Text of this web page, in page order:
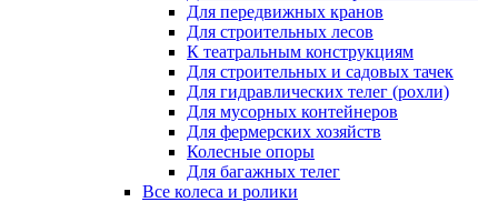
Для передвижных кранов
Для строительных лесов
К театральным конструкциям
Для строительных и садовых тачек
Для гидравлических телег (рохли)
Для мусорных контейнеров
Для фермерских хозяйств
Колесные опоры
Для багажных телег
Все колеса и ролики